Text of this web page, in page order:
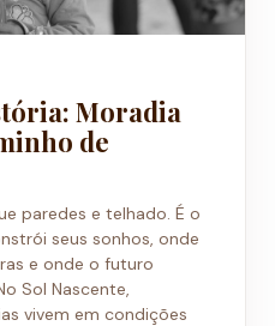
Moradia
de
paredes e telhado. É o
seus sonhos, onde
e onde o futuro
Sol Nascente,
vivem em condições